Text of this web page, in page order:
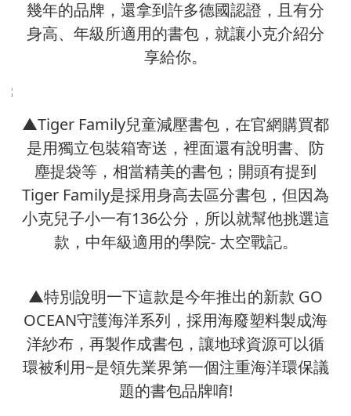
幾年的品牌，還拿到許多德國認證，且有分
身高、年級所適用的書包，就讓小克介紹分
享給你。
▲Tiger Family兒童減壓書包，在官網購買都
是用獨立包裝箱寄送，裡面還有說明書、防
塵提袋等，相當精美的書包；開頭有提到
Tiger Family是採用身高去區分書包，但因為
小克兒子小一有136公分，所以就幫他挑選這
款，中年級適用的學院- 太空戰記。
▲特別說明一下這款是今年推出的新款 GO
OCEAN守護海洋系列，採用海廢塑料製成海
洋紗布，再製作成書包，讓地球資源可以循
環被利用~是領先業界第一個注重海洋環保議
題的書包品牌唷!